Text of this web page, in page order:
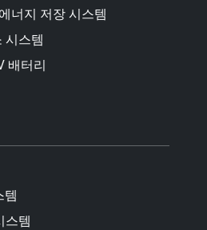
너지 저장 시스템
시스템
배터리
템
스템